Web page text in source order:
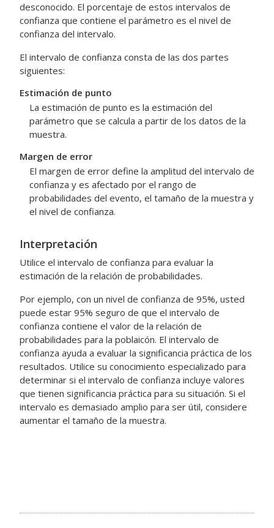
desconocido. El porcentaje de estos intervalos de
confianza que contiene el parámetro es el nivel de
confianza del intervalo.
El intervalo de confianza consta de las dos partes
siguientes:
Estimación de punto
La estimación de punto es la estimación del
parámetro que se calcula a partir de los datos de la
muestra.
Margen de error
El margen de error define la amplitud del intervalo de
confianza y es afectado por el rango de
probabilidades del evento, el tamaño de la muestra y
el nivel de confianza.
Interpretación
Utilice el intervalo de confianza para evaluar la
estimación de la relación de probabilidades.
Por ejemplo, con un nivel de confianza de 95%, usted
puede estar 95% seguro de que el intervalo de
confianza contiene el valor de la relación de
probabilidades para la poblaicón. El intervalo de
confianza ayuda a evaluar la significancia práctica de los
resultados. Utilice su conocimiento especializado para
determinar si el intervalo de confianza incluye valores
que tienen significancia práctica para su situación. Si el
intervalo es demasiado amplio para ser útil, considere
aumentar el tamaño de la muestra.